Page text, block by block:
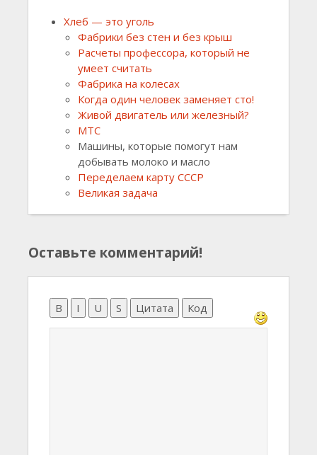
Хлеб — это уголь
Фабрики без стен и без крыш
Расчеты профессора, который не
умеет считать
Фабрика на колесах
Когда один человек заменяет сто!
Живой двигатель или железный?
МТС
Машины, которые помогут нам
добывать молоко и масло
Переделаем карту СССР
Великая задача
Оставьте комментарий!
B I U S Цитата Код